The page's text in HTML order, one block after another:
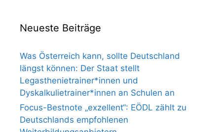
Neueste Beiträge
Was Österreich kann, sollte Deutschland
längst können: Der Staat stellt
Legasthenietrainer*innen und
Dyskalkulietrainer*innen an Schulen an
Focus-Bestnote „exzellent“: EÖDL zählt zu
Deutschlands empfohlenen